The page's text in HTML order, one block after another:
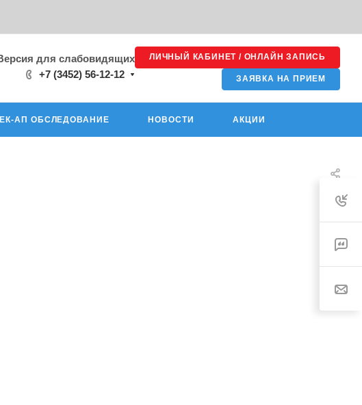
для слабовидящих
+7 (3452) 56-12-12
ЛИЧНЫЙ КАБИНЕТ / ОНЛАЙН ЗАПИСЬ
ЗАЯВКА НА ПРИЕМ
АП ОБСЛЕДОВАНИЕ НОВОСТИ АКЦИИ